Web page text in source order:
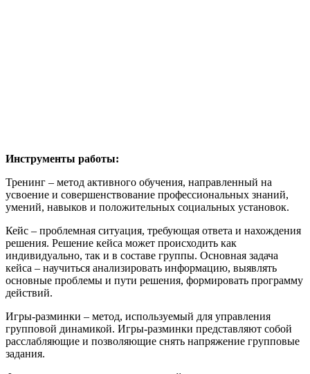
Инструменты работы:
Тренинг – метод активного обучения, направленный на
усвоение и совершенствование профессиональных знаний,
умений, навыков и положительных социальных установок.
Кейс – проблемная ситуация, требующая ответа и нахождения
решения. Решение кейса может происходить как
индивидуально, так и в составе группы. Основная задача
кейса – научиться анализировать информацию, выявлять
основные проблемы и пути решения, формировать программу
действий.
Игры-разминки – метод, используемый для управления
групповой динамикой. Игры-разминки представляют собой
расслабляющие и позволяющие снять напряжение групповые
задания.